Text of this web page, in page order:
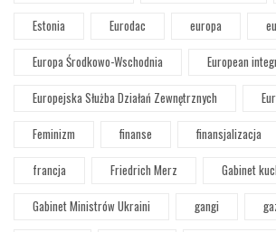
Estonia
Eurodac europa
Europa Środkowo-Wschodnia
European
Europejska Służba Działań Zewnętrznych
Feminizm
finanse finansjalizacja
francja
Friedrich Merz
Gabinet
Gabinet Ministrów Ukraini
gangi